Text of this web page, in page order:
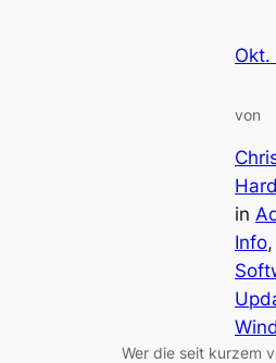
Okt.
von
in
Info,
Wer die seit kurzem